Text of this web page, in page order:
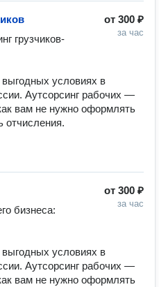
от 300 ₽
за час
грузчиков-
условиях в
Аутсорсинг рабочих —
вам не нужно оформлять
отчисления.
от 300 ₽
за час
бизнеса:
условиях в
Аутсорсинг рабочих —
вам не нужно оформлять